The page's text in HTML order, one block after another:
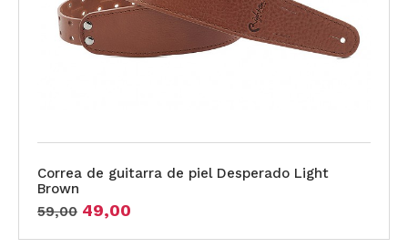
Correa de guitarra de piel Desperado Light
Brown
59,00 49,00